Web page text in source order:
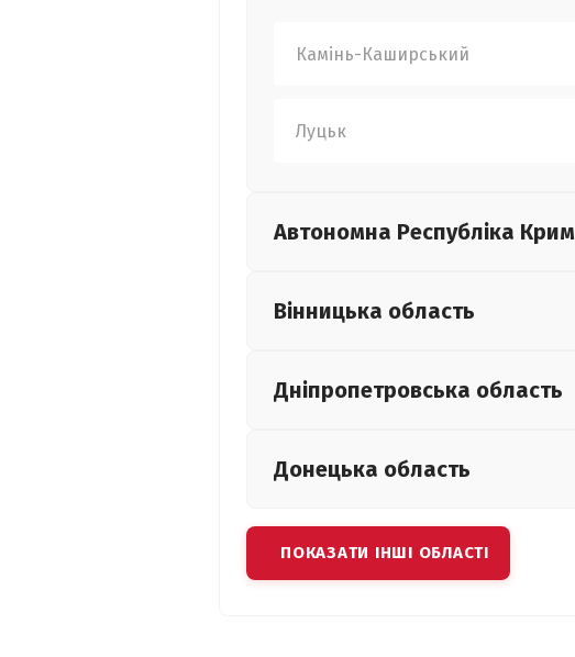
Камінь-Каширський
Луцьк
Автономна Республіка Крим
Вінницька область
Дніпропетровська область
Донецька область
ПОКАЗАТИ ІНШІ ОБЛАСТІ